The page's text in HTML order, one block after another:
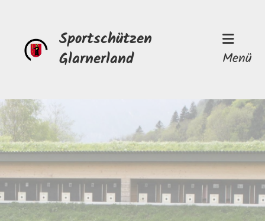
Sportschützen
Glarnerland
Menü